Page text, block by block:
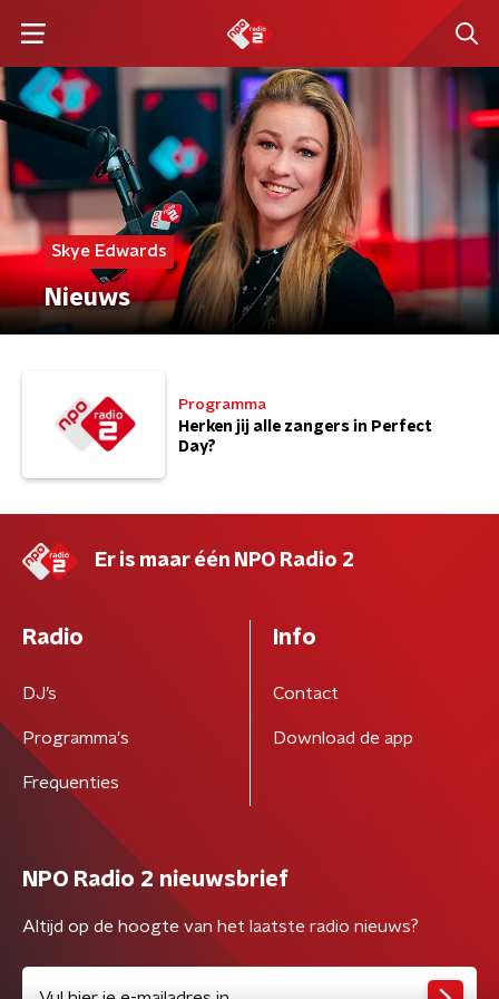
Skye Edwards
Nieuws
Programma
Herken jij alle zangers in Perfect
Day?
Er is maar één NPO Radio 2
Radio
DJ’s
Programma's
Frequenties
Info
Contact
Download de app
NPO Radio 2 nieuwsbrief
Altijd op de hoogte van het laatste radio nieuws?